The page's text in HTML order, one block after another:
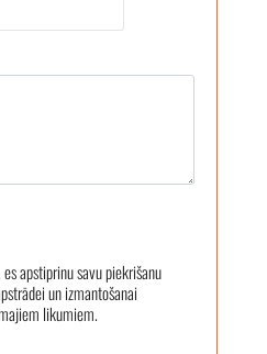
apstiprinu savu piekrišanu
un izmantošanai
likumiem.